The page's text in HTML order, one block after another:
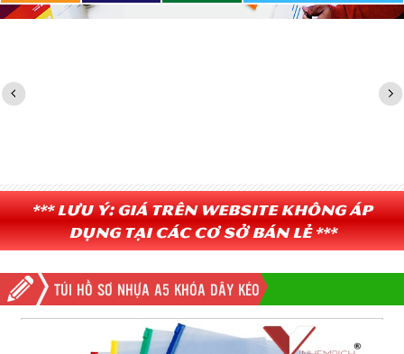
*** Lưu ý: Giá trên website không áp
dụng tại các cơ sở bán lẻ ***
TÚI HỒ SƠ NHỰA A5 KHÓA DÂY KÉO